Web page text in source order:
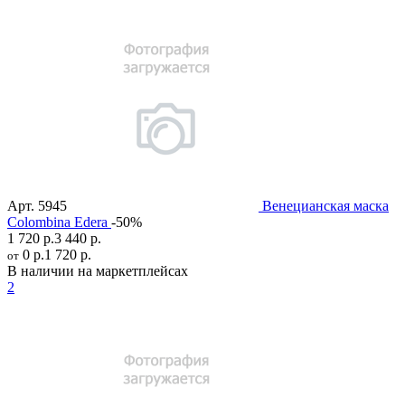
Арт. 5945
Венецианская маска
Colombina Edera -50%
1 720 р.3 440 р.
от 0 р.1 720 р.
В наличии на маркетплейсах
2